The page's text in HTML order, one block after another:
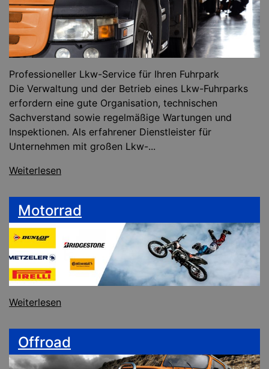
Professioneller Lkw-Service für Ihren Fuhrpark
Die Verwaltung und der Betrieb eines Lkw-Fuhrparks
erfordern eine gute Organisation, technischen
Sachverstand sowie regelmäßige Wartungen und
Inspektionen. Als erfahrener Dienstleister für
Unternehmen mit großen Lkw-...
Weiterlesen
Motorrad
Weiterlesen
Offroad